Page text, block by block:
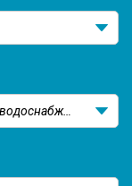
Комплексный монтаж систем отопления, водоснабжения и канализации